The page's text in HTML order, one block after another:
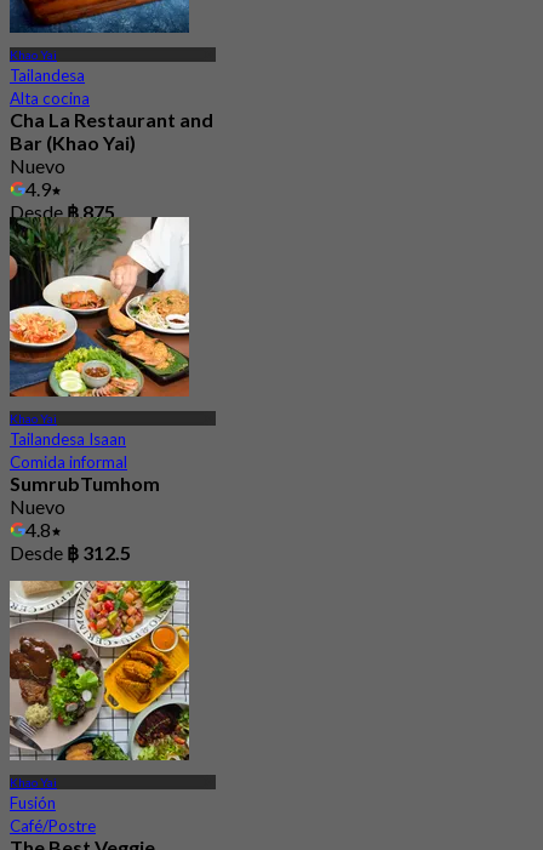
Khao Yai
Tailandesa
Alta cocina
Cha La Restaurant and
Bar (Khao Yai)
Nuevo
4.9
Desde฿ 875
Khao Yai
Tailandesa Isaan
Comida informal
SumrubTumhom
Nuevo
4.8
Desde ฿ 312.5
Khao Yai
Fusión
Café/Postre